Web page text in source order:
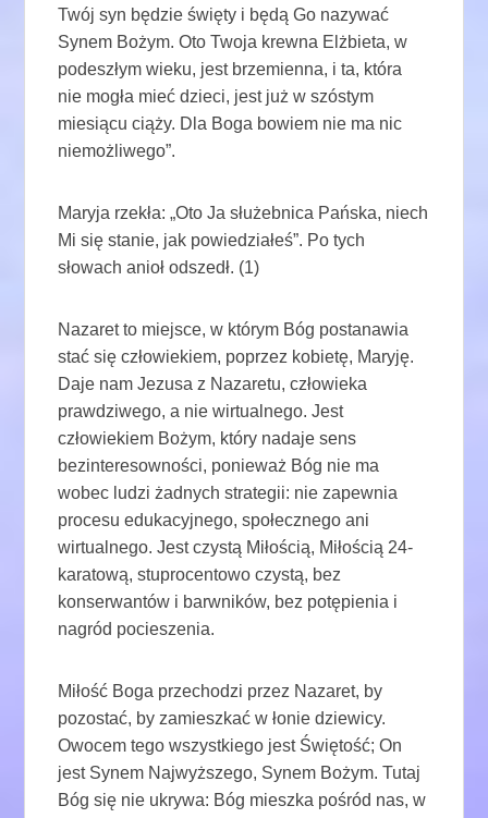
Twój syn będzie święty i będą Go nazywać
Synem Bożym. Oto Twoja krewna Elżbieta, w
podeszłym wieku, jest brzemienna, i ta, która
nie mogła mieć dzieci, jest już w szóstym
miesiącu ciąży. Dla Boga bowiem nie ma nic
niemożliwego”.
Maryja rzekła: „Oto Ja służebnica Pańska, niech
Mi się stanie, jak powiedziałeś”. Po tych
słowach anioł odszedł. (1)
Nazaret to miejsce, w którym Bóg postanawia
stać się człowiekiem, poprzez kobietę, Maryję.
Daje nam Jezusa z Nazaretu, człowieka
prawdziwego, a nie wirtualnego. Jest
człowiekiem Bożym, który nadaje sens
bezinteresowności, ponieważ Bóg nie ma
wobec ludzi żadnych strategii: nie zapewnia
procesu edukacyjnego, społecznego ani
wirtualnego. Jest czystą Miłością, Miłością 24-
karatową, stuprocentowo czystą, bez
konserwantów i barwników, bez potępienia i
nagród pocieszenia.
Miłość Boga przechodzi przez Nazaret, by
pozostać, by zamieszkać w łonie dziewicy.
Owocem tego wszystkiego jest Świętość; On
jest Synem Najwyższego, Synem Bożym. Tutaj
Bóg się nie ukrywa: Bóg mieszka pośród nas, w